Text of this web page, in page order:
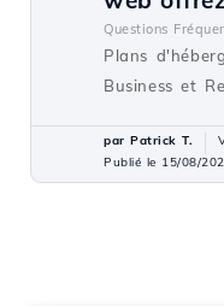
Questions
Plans
Business et
par Patrick T.
Publié le 15/08/